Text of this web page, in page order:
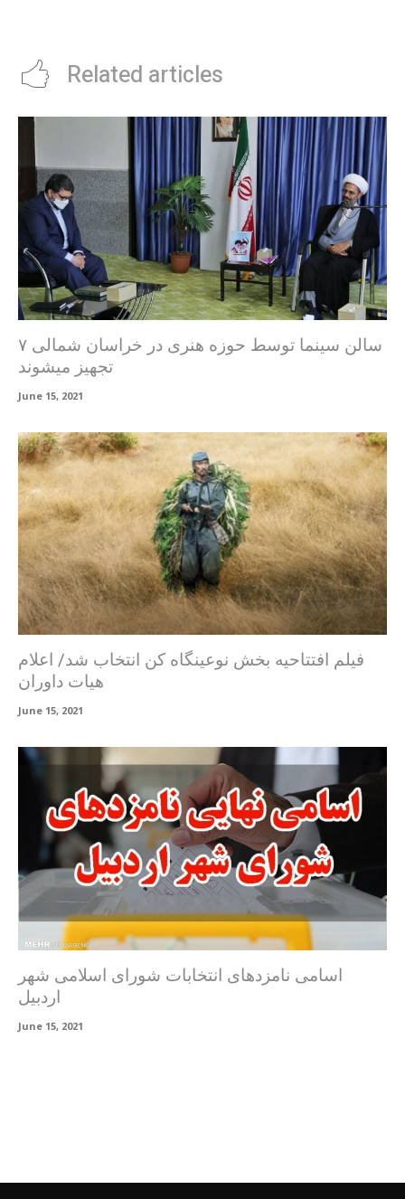
Related articles
۷ سالن سینما توسط حوزه هنری در خراسان شمالی
تجهیز میشوند
June 15, 2021
فیلم افتتاحیه بخش نوعینگاه کن انتخاب شد/ اعلام
هیات داوران
June 15, 2021
اسامی نامزدهای انتخابات شورای اسلامی شهر
اردبیل
June 15, 2021